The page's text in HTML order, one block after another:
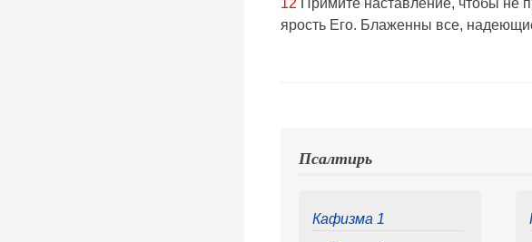
ярость Его. Блаженны все,
Псалтирь
Кафизма 1